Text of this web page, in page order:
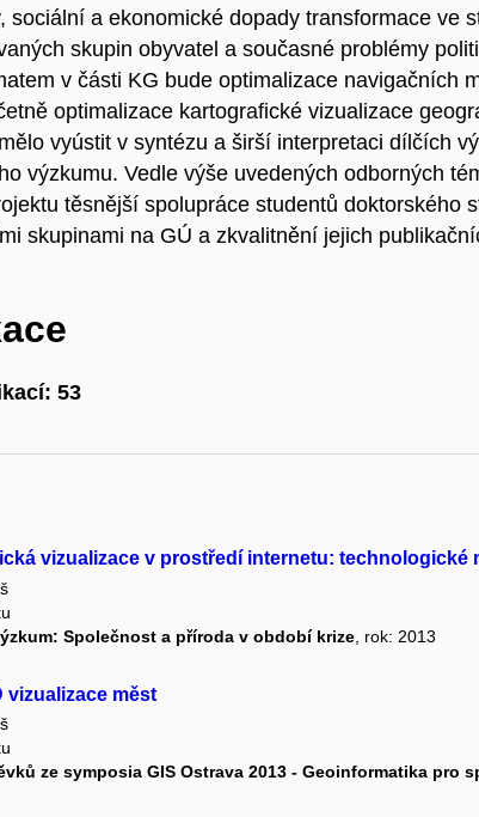
sociální a ekonomické dopady transformace ve
skupin obyvatel a současné problémy
v části KG bude optimalizace navigačních
optimalizace kartografické vizualizace
vyústit v syntézu a širší interpretaci dílčích
výzkumu. Vedle výše uvedených odborných
těsnější spolupráce studentů doktorského
skupinami na GÚ a zkvalitnění jejich
53
vizualizace v prostředí internetu: technologické
Společnost a příroda v období krize , rok: 2013
vizualizace měst
ze symposia GIS Ostrava 2013 - Geoinformatika pro